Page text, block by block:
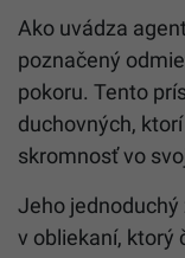
Ako uvádza
poznačený
pokoru. Tento
duchovných,
skromnosť vo
Jeho
v obliekaní, ktorý